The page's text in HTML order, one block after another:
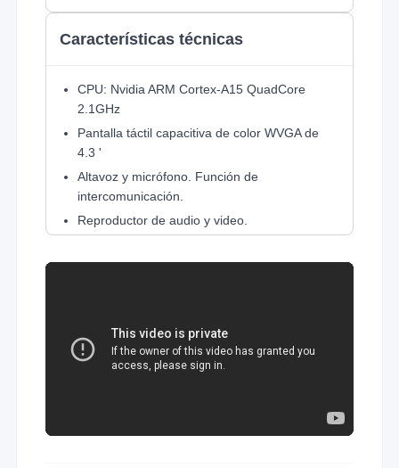
Licencia de 100 terminales modelo
A00070707
Características técnicas
CPU: Nvidia ARM Cortex-A15 QuadCore
2.1GHz
Pantalla táctil capacitiva de color WVGA de
4.3 '
Altavoz y micrófono. Función de
intercomunicación.
Reproductor de audio y video.
Detección de presencia manual Capacidad de
iClass, MIFARE / DESFire.
Lector QR para módulo de visitantes Requiere
estar impreso.
Capacidad de almacenamiento interno: 16GB
Flash, 2GB RAM